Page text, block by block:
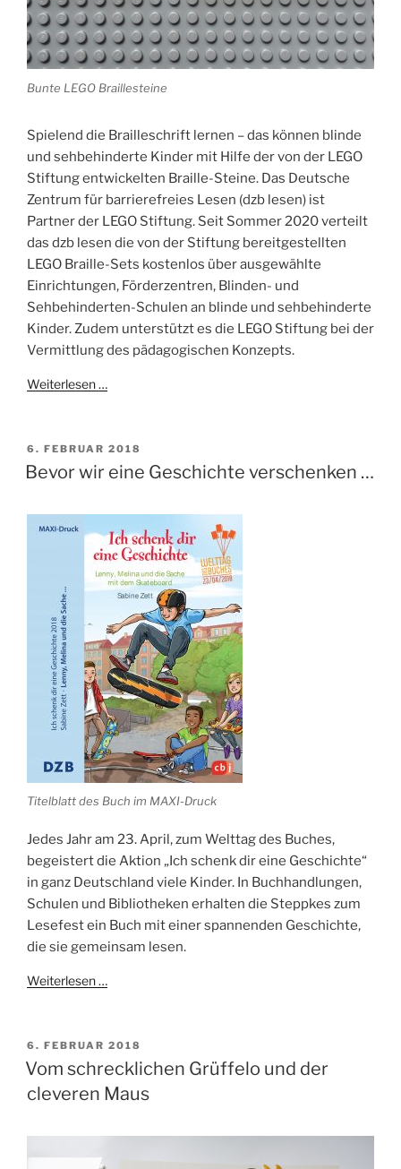
Bunte LEGO Braillesteine
Spielend die Brailleschrift lernen – das können blinde
und sehbehinderte Kinder mit Hilfe der von der LEGO
Stiftung entwickelten Braille-Steine. Das Deutsche
Zentrum für barrierefreies Lesen (dzb lesen) ist
Partner der LEGO Stiftung. Seit Sommer 2020 verteilt
das dzb lesen die von der Stiftung bereitgestellten
LEGO Braille-Sets kostenlos über ausgewählte
Einrichtungen, Förderzentren, Blinden- und
Sehbehinderten-Schulen an blinde und sehbehinderte
Kinder. Zudem unterstützt es die LEGO Stiftung bei der
Vermittlung des pädagogischen Konzepts.
Weiterlesen …
Bevor wir eine Geschichte verschenken …
VERÖFFENTLICHT
AM
6. FEBRUAR 2018
Titelblatt des Buch im MAXI-Druck
Jedes Jahr am 23. April, zum Welttag des Buches,
begeistert die Aktion „Ich schenk dir eine Geschichte“
in ganz Deutschland viele Kinder. In Buchhandlungen,
Schulen und Bibliotheken erhalten die Steppkes zum
Lesefest ein Buch mit einer spannenden Geschichte,
die sie gemeinsam lesen.
Weiterlesen …
Vom schrecklichen Grüffelo und der
cleveren Maus
VERÖFFENTLICHT
AM
6. FEBRUAR 2018